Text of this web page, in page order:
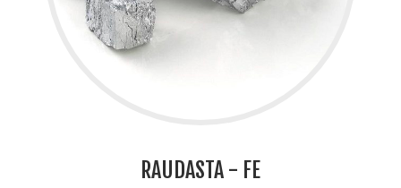
RAUDASTA - FE